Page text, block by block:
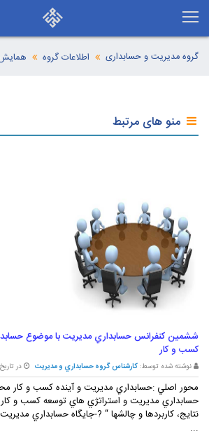
گروه مدیریت و حسابداری اطلاعات گروه
منو های مرتبط
ششمين کنفرانس حسابداري مديريت با موضوع
کسب و کار
نوشته شده توسط: کارشناس گروه حسابداري و مديريت در
محور اصلي :حسابداري مديريت و آينده کسب و کار
حسابداري مديريت و استراتژي هاي توسعه کسب و
نتايج، کاربردها و چالشها “ ?-جايگاه حسابداري
...